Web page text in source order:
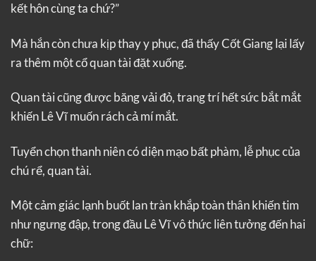
kết hôn cùng ta chứ?”
Mà hắn còn chưa kịp thay y phục, đã thấy Cốt Giang lại lấy
ra thêm một cổ quan tài đặt xuống.
Quan tài cũng được băng vải đỏ, trang trí hết sức bắt mắt
khiến Lê Vĩ muốn rách cả mí mắt.
Tuyển chọn thanh niên có diện mạo bất phàm, lễ phục của
chú rể, quan tài.
Một cảm giác lạnh buốt lan tràn khắp toàn thân khiến tim
như ngưng đập, trong đầu Lê Vĩ vô thức liên tưởng đến hai
chữ: